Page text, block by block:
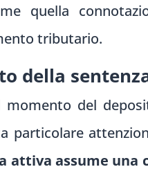
quella
tributario.
della
momento del
particolare
attiva assume una